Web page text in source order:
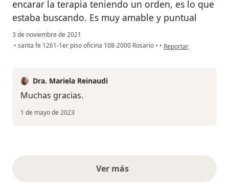
encarar la terapia teniendo un orden, es lo que
estaba buscando. Es muy amable y puntual
3 de noviembre de 2021
• santa fe 1261-1er piso oficina 108-2000 Rosario • • en opinión del usuario
Reportar
Dra. Mariela Reinaudi
Muchas gracias.
1 de mayo de 2023
Ver másopiniones anteriores